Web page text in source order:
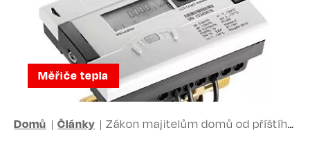
Měřiče tepla
DROBEČKOVÁ
Domů Články Zákon majitelům domů od příštího roku přikazuje instalaci měřičů spotřeby tepla, příslušné vyhlášky